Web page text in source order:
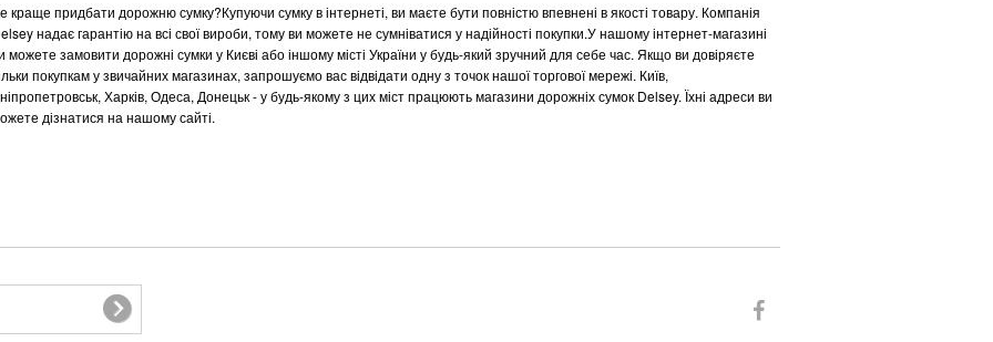
краще придбати дорожню сумку?Купуючи сумку в інтернеті, ви маєте бути повністю впевнені в якості товару. Компанія
надає гарантію на всі свої вироби, тому ви можете не сумніватися у надійності покупки.У нашому інтернет-магазині
можете замовити дорожні сумки у Києві або іншому місті України у будь-який зручний для себе час. Якщо ви довіряєте
покупкам у звичайних магазинах, запрошуємо вас відвідати одну з точок нашої торгової мережі. Київ,
Харків, Одеса, Донецьк - у будь-якому з цих міст працюють магазини дорожніх сумок Delsey. Їхні адреси ви
дізнатися на нашому сайті.